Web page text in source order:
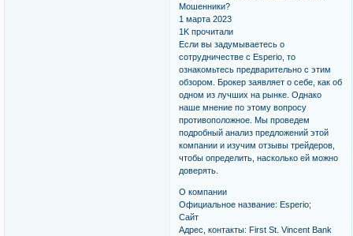
Мошенники?
1 марта 2023
1K прочитали
Если вы задумываетесь о
сотрудничестве с Esperio, то
ознакомьтесь предварительно с этим
обзором. Брокер заявляет о себе, как об
одном из лучших на рынке. Однако
наше мнение по этому вопросу
противоположное. Мы проведем
подробный анализ предложений этой
компании и изучим отзывы трейдеров,
чтобы определить, насколько ей можно
доверять.
О компании
Официальное название: Esperio;
Сайт
Адрес, контакты: First St. Vincent Bank